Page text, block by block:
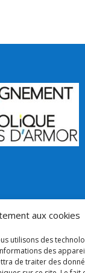
aux cookies
utilisons des
des
de traiter des